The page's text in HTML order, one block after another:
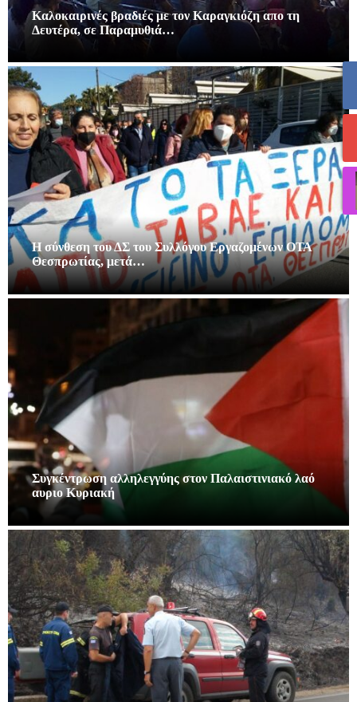
Καλοκαιρινές βραδιές με τον Καραγκιόζη απο τη
Δευτέρα, σε Παραμυθιά…
Η σύνθεση του ΔΣ του Συλλόγου Εργαζομένων ΟΤΑ
Θεσπρωτίας, μετά…
Συγκέντρωση αλληλεγγύης στον Παλαιστινιακό λαό
αυριο Κυριακή